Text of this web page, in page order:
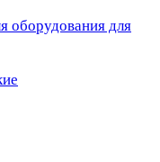
оборудования для